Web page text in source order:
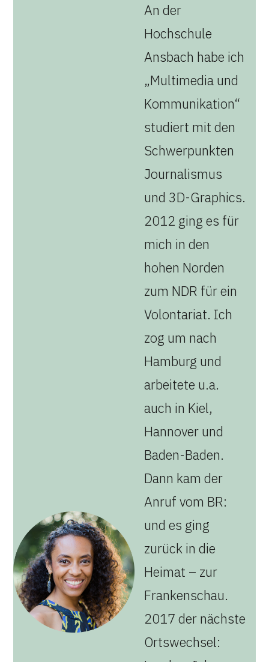
An der
Hochschule
Ansbach habe ich
„Multimedia und
Kommunikation“
studiert mit den
Schwerpunkten
Journalismus
und 3D-Graphics.
2012 ging es für
mich in den
hohen Norden
zum NDR für ein
Volontariat. Ich
zog um nach
Hamburg und
arbeitete u.a.
auch in Kiel,
Hannover und
Baden-Baden.
Dann kam der
Anruf vom BR:
und es ging
zurück in die
Heimat – zur
Frankenschau.
2017 der nächste
Ortswechsel: